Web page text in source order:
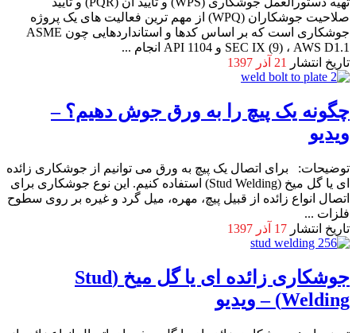
صلاحیت جوشکاران (WPQ) از مهم ترین فعالیت های یک پروژه
جوشکاری است که بر اساس کدها و استانداردهایی چون ASME
SEC IX (9) ، AWS D1.1 و API 1104 انجام ...
تاریخ انتشار
21 آذر 1397
چگونه یک پیچ را به ورق جوش دهیم؟ –
ویدیو
توضیحات: برای اتصال یک پیچ به ورق می توانیم از جوشکاری زائده
ای یا گل میخ (Stud Welding) استفاده کنیم. این نوع جوشکاری برای
اتصال انواع زائده از قبیل پیچ، مهره، میل گرد و غیره بر روی سطوح
فلزات ...
تاریخ انتشار 17 آذر 1397
جوشکاری زائده ای یا گل میخ (Stud
Welding) – ویدیو